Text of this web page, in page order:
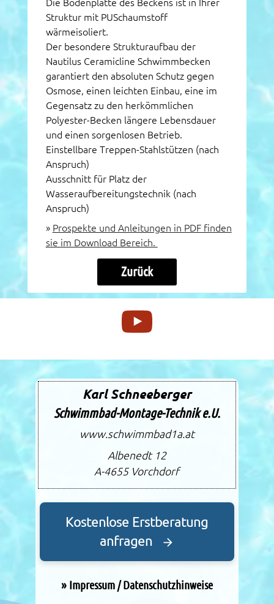
Die Bodenplatte des Beckens ist in Ihrer
Struktur mit PUSchaumstoff
wärmeisoliert.
Der besondere Strukturaufbau der
Nautilus Ceramicline Schwimmbecken
garantiert den absoluten Schutz gegen
Osmose, einen leichten Einbau, eine im
Gegensatz zu den herkömmlichen
Polyester-Becken längere Lebensdauer
und einen sorgenlosen Betrieb.
Einstellbare Treppen-Stahlstützen (nach
Anspruch)
Ausschnitt für Platz der
Wasseraufbereitungstechnik (nach
Anspruch)
» Prospekte und Anleitungen in PDF finden
sie im Download Bereich.
Zurück
Karl Schneeberger
Schwimmbad-Montage-Technik e.U.
www.schwimmbad1a.at
Albenedt 12
A-4655 Vorchdorf
Kostenlose Erstberatung
anfragen
» Impressum / Datenschutzhinweise